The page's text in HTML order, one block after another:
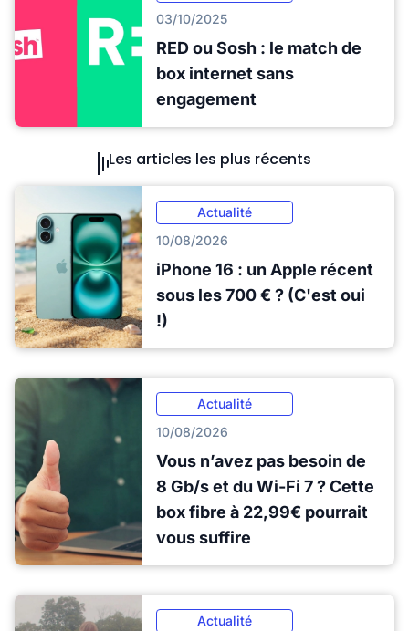
03/10/2025
RED ou Sosh : le match de
box internet sans
engagement
Les articles les plus récents
Actualité
10/08/2026
iPhone 16 : un Apple récent
sous les 700 € ? (C'est oui
!)
Actualité
10/08/2026
Vous n’avez pas besoin de
8 Gb/s et du Wi-Fi 7 ? Cette
box fibre à 22,99€ pourrait
vous suffire
Actualité